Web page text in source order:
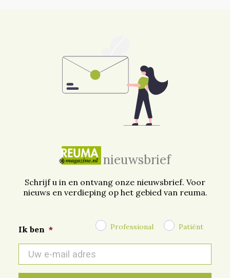
nieuwsbrief
Schrijf u in en ontvang onze nieuwsbrief. Voor
nieuws en verdieping op het gebied van reuma.
Ik ben * Professional Patiënt
mail
*